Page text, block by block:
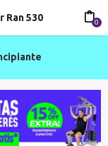
Ran 530 0